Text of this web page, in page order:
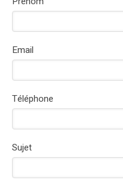
Email
Téléphone
Sujet